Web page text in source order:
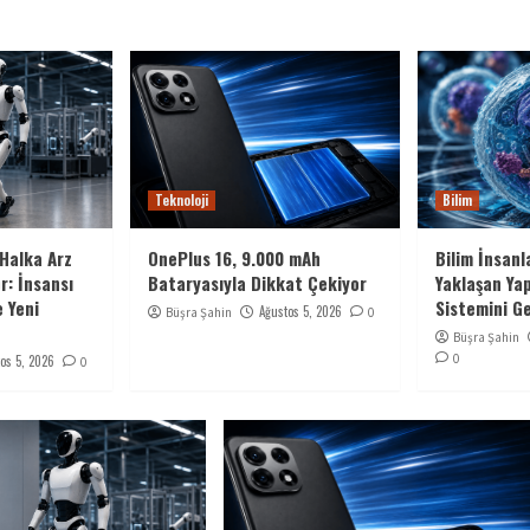
Arz
İnsansı
5, 2026 0
Teknoloji
OnePlus 16, 9.000 mAh
Bataryasıyla Dikkat Çekiyor
Büşra Şahin Ağustos 5, 2026 0
Bilim
Bilim
Yaklaşan
Sistemini
Büşra Şahin
0